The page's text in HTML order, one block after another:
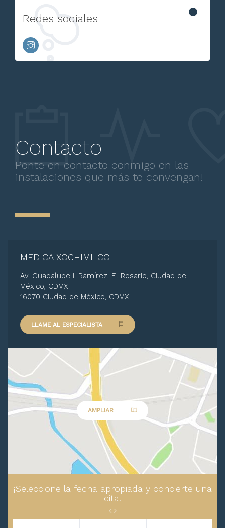
Redes sociales
Contacto
Ponte en contacto conmigo en las
instalaciones que más te convengan!
MEDICA XOCHIMILCO
Av. Guadalupe I. Ramírez, El Rosario, Ciudad de
México, CDMX
16070 Ciudad de México, CDMX
LLAME AL ESPECIALISTA
AMPLIAR
¡Seleccione la fecha apropiada y concierte una
cita!